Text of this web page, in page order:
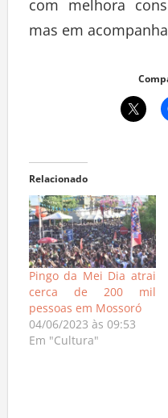
com melhora
mas em
Relacionado
Pingo da Mei Dia atrai
cerca de 200 mil
pessoas em Mossoró
04/06/2023 às 09:53
Em "Cultura"